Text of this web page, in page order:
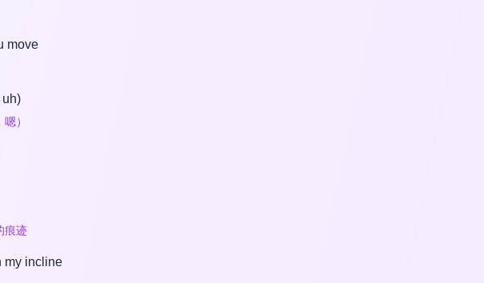
move
uh)
）
痕迹
my incline